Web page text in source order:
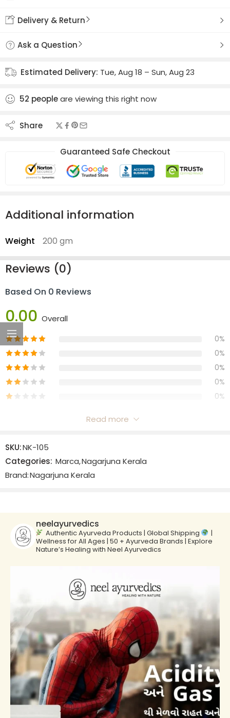
Delivery & Return
Ask a Question
Estimated Delivery: Tue, Aug 18 – Sun, Aug 23
52 peopleare viewing this right now
Share
Guaranteed Safe Checkout
Additional information
Weight 200 gm
Reviews (0)
Based On 0 Reviews
0.00 Overall
0%
0%
0%
0%
0%
There are no reviews yet.
Read more
SKU:NK-105
Categories: Marca,Nagarjuna Kerala
Brand:Nagarjuna Kerala
neelayurvedics
Authentic Ayurveda Products | Global Shipping
|
Wellness for All Ages | 50 + Ayurveda Brands | Explore
Nature’s Healing with Neel Ayurvedics